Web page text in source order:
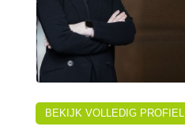
BEKIJK VOLLEDIG PROFIEL